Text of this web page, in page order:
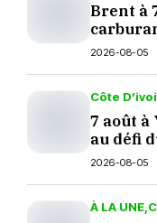
Brent à
2026-08-05
Côte
7 août à
au défi
2026-08-05
À LA UNE